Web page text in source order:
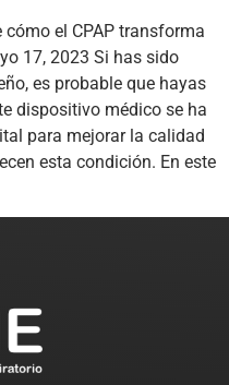
el CPAP transforma
17, 2023 Si has sido
es probable que hayas
dispositivo médico se ha
para mejorar la calidad
esta condición. En este